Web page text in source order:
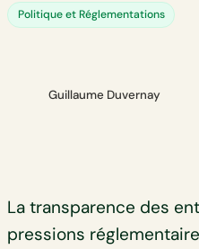
Politique et Réglementations
Guillaume Duvernay
La transparence des
pressions